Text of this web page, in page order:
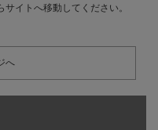
イトへ移動してください。
へ